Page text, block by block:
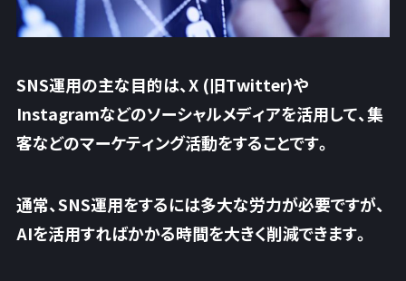
SNS運用の主な目的は、X (旧Twitter)や
Instagramなどのソーシャルメディアを活用して、集
客などのマーケティング活動をすることです。
通常、SNS運用をするには多大な労力が必要ですが、
AIを活用すればかかる時間を大きく削減できます。